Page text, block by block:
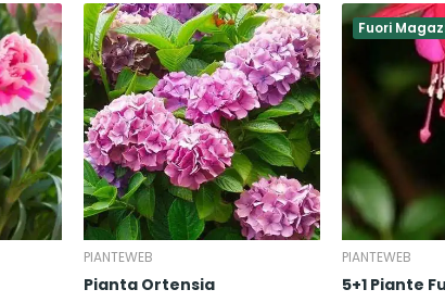
PIANTEWEB
Pianta Ortensia
Fuori
PIANTEWEB
5+1 Piante